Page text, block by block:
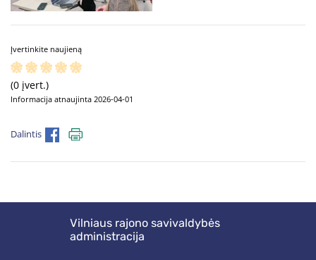
Įvertinkite naujieną
(0 įvert.)
Informacija atnaujinta 2026-04-01
Dalintis
Vilniaus rajono savivaldybės
administracija